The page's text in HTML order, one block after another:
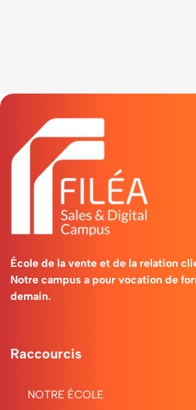
École de la vente et de la relation
Notre campus a pour vocation de
demain.
Raccourcis
NOTRE ÉCOLE